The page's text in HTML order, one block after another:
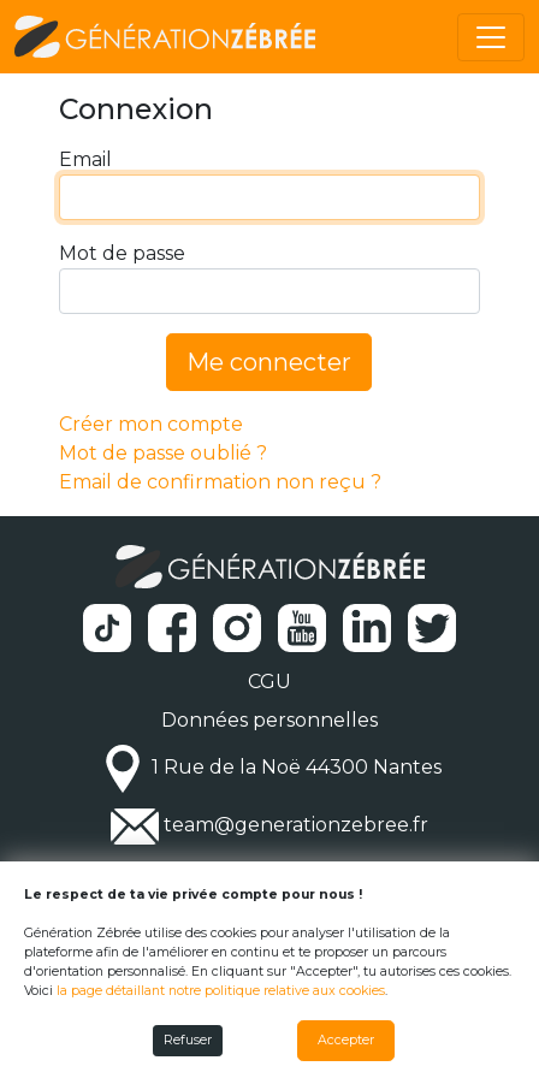
Connexion
Email
Mot de passe
Me connecter
Créer mon compte
Mot de passe oublié ?
Email de confirmation non reçu ?
CGU
Données personnelles
1 Rue de la Noë 44300 Nantes
team@generationzebree.fr
© Génération Zébrée 2026
Le respect de ta vie privée compte pour nous !
Génération Zébrée utilise des cookies pour analyser l'utilisation de la
plateforme afin de l'améliorer en continu et te proposer un parcours
d'orientation personnalisé. En cliquant sur "Accepter", tu autorises ces cookies.
Voici la page détaillant notre politique relative aux cookies.
Refuser Accepter